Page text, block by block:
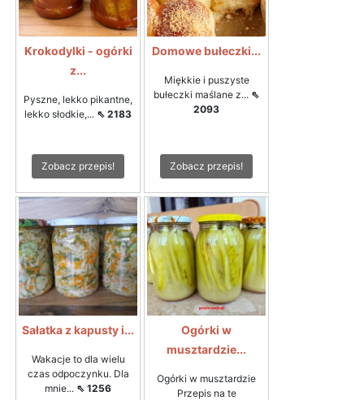
Krokodylki - ogórki
z...
Pyszne, lekko pikantne,
lekko słodkie,... ⇖ 2183
Zobacz przepis!
Domowe bułeczki...
Miękkie i puszyste
bułeczki maślane z... ⇖
2093
Zobacz przepis!
Sałatka z kapusty i...
Wakacje to dla wielu
czas odpoczynku. Dla
mnie... ⇖ 1256
Ogórki w
musztardzie...
Ogórki w musztardzie
Przepis na te